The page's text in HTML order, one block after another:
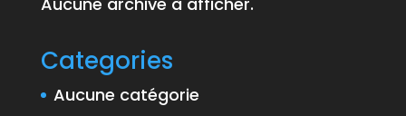
Categories
Aucune catégorie